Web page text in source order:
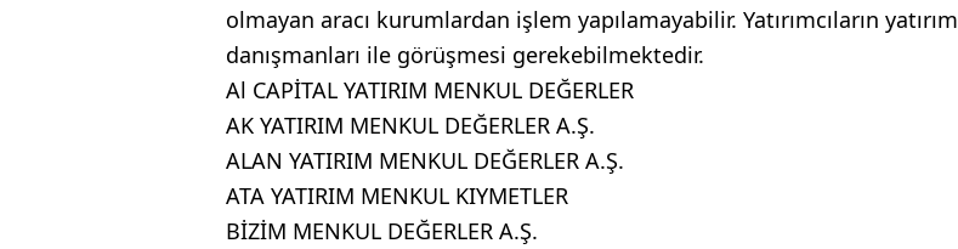
olmayan aracı kurumlardan işlem yapılamayabilir. Yatırımcıların yatırım
danışmanları ile görüşmesi gerekebilmektedir.
Al CAPİTAL YATIRIM MENKUL DEĞERLER
AK YATIRIM MENKUL DEĞERLER A.Ş.
ALAN YATIRIM MENKUL DEĞERLER A.Ş.
ATA YATIRIM MENKUL KIYMETLER
BİZİM MENKUL DEĞERLER A.Ş.